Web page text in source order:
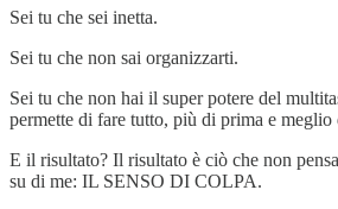
Sei tu che sei inetta.
Sei tu che non sai organizzarti.
Sei tu che non hai il super potere del
permette di fare tutto, più di prima e meglio
E il risultato? Il risultato è ciò che non
su di me: IL SENSO DI COLPA.